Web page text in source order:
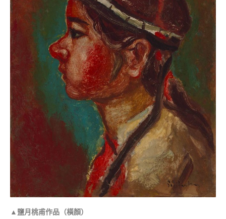
▲鹽月桃甫作品（橫顏）